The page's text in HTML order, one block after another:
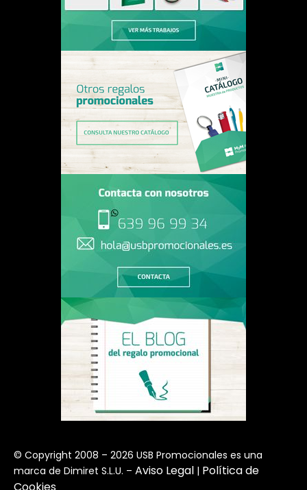
© Copyright 2008 – 2026 USB Promocionales es una
marca de Dimiret S.L.U. – Aviso Legal | Política de